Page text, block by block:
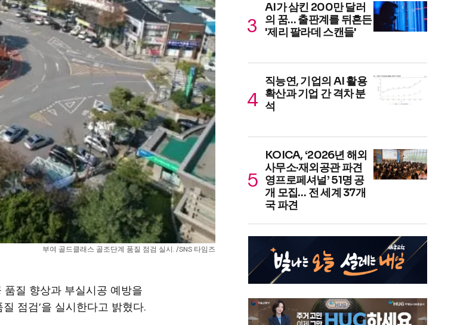
부여 골드클래스 골조단계 품질 점검 실시. /SNS 타임즈
질 향상과 부실시공 예방을
점검’을 실시한다고 밝혔다.
AI가 삼킨 200만 달러
의 꿈… 출판계를 뒤흔든
'제리 팔라데 스캔들'
직능연, 기업의 AI 활용
확산과 기업 간 격차 분
석
KOICA, ‘2026년 해외
사무소·재외공관 파견
영프로페셔널’ 51명 공
개 모집… 전 세계 37개
국 파견